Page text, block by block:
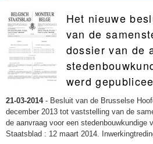
Het nieuwe
van de
dossier van de
werd
21-03-2014- Besluit van de Brusselse
december 2013 tot vaststelling van de
de aanvraag voor een stedenbouwkundige
Staatsblad : 12 maart 2014.